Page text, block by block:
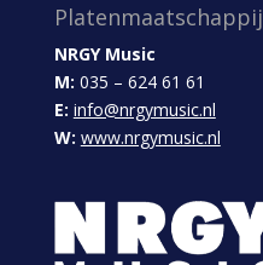
Platenmaatschappij
NRGY Music
M: 035 – 624 61 61
E: info@nrgymusic.nl
W: www.nrgymusic.nl